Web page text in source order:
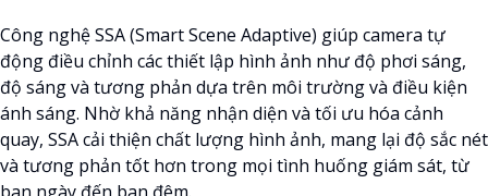
chuẩn chất lượng cao, đáng tin cậy và dễ sử dụng.
Điểm mạnh của Camera Vantech là chất lượng dịch vụ tốt và
hỗ trợ khách hàng chu đáo. Đội ngũ nhân viên kỹ thuật
chuyên nghiệp của Vantech sẽ giúp bạn lựa chọn giải pháp
camera phù hợp với nhu cầu và ngân sách của bạn.
Nếu bạn đang tìm kiếm một giải pháp giám sát an ninh tốt
Công nghệ SSA (Smart Scene Adaptive) giúp camera tự
động điều chỉnh các thiết lập hình ảnh như độ phơi sáng,
độ sáng và tương phản dựa trên môi trường và điều kiện
ánh sáng. Nhờ khả năng nhận diện và tối ưu hóa cảnh
quay, SSA cải thiện chất lượng hình ảnh, mang lại độ sắc nét
và tương phản tốt hơn trong mọi tình huống giám sát, từ